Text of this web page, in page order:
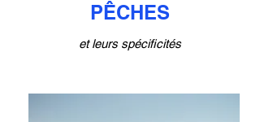
PÊCHES
et leurs spécificités